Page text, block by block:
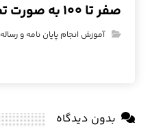
صفر تا ۱۰۰ به صورت تضمینی
آموزش انجام پایان نامه و رساله
بدون دیدگاه